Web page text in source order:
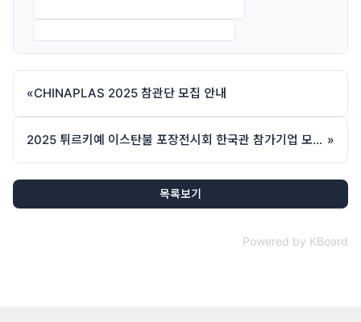
«CHINAPLAS 2025 참관단 모집 안내
2025 튀르키예 이스탄불 포장전시회 한국관 참가기업 모집 안내 »
목록보기
Powered by KBoard